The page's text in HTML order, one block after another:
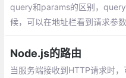
query和params的区别，
候，可以在地址栏看到请求参
Node.js的路由
当服务端接收到HTTP请求时